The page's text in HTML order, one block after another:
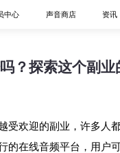
中心 声音商店 资讯
？探索这个副业
受欢迎的副业，许多人
的在线音频平台，用户